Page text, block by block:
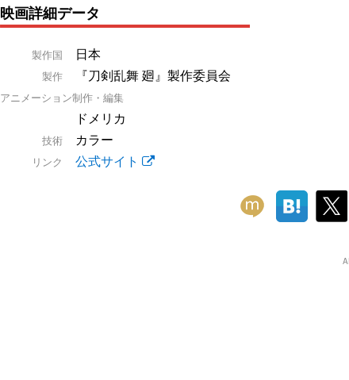
映画詳細データ
製作国 日本
製作 『刀剣乱舞 廻』製作委員会
アニメーション制作・編集
ドメリカ
技術 カラー
リンク 公式サイト